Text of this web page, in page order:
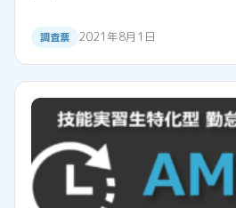
調査票 2021年8月1日